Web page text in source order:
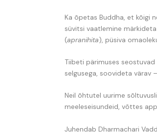
Ka õpetas Buddha, et kõigi
süvitsi vaatlemine
(apranihita), püsiva
Tiibeti pärimuses
selgusega, soovideta värav
Neil õhtutel uurime
meeleseisundeid, võttes
Juhendab Dharmachari